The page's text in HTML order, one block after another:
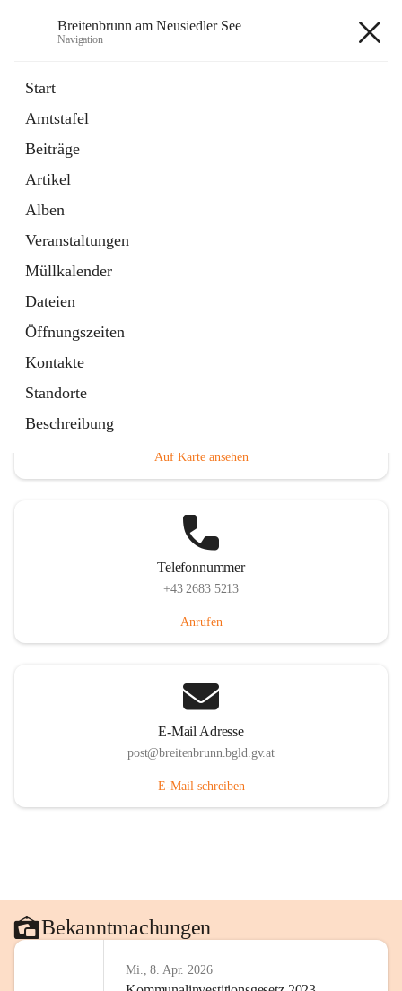
Breitenbrunn am Neusiedler See
Navigation
Start
Amtstafel
Beiträge
Artikel
Alben
Veranstaltungen
Müllkalender
Dateien
Öffnungszeiten
Kontakte
Standorte
Beschreibung
18 Schnellzugriffe
Gemeindeservice
Auf Karte ansehen
Telefonnummer
+43 2683 5213
Anrufen
E-Mail Adresse
post@breitenbrunn.bgld.gv.at
E-Mail schreiben
Bekanntmachungen
Mi., 8. Apr. 2026